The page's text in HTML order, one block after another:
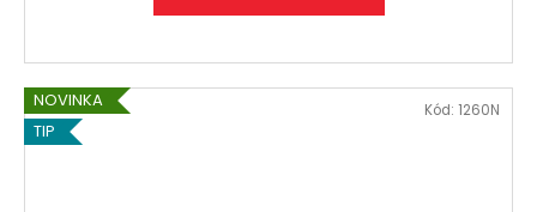
NOVINKA
TIP
Kód: 1260N